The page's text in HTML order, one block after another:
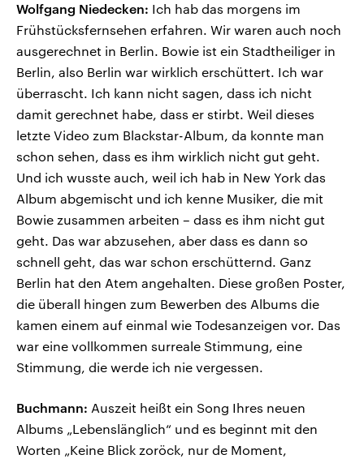
Wolfgang Niedecken: Ich hab das morgens im
Frühstücksfernsehen erfahren. Wir waren auch noch
ausgerechnet in Berlin. Bowie ist ein Stadtheiliger in
Berlin, also Berlin war wirklich erschüttert. Ich war
überrascht. Ich kann nicht sagen, dass ich nicht
damit gerechnet habe, dass er stirbt. Weil dieses
letzte Video zum Blackstar-Album, da konnte man
schon sehen, dass es ihm wirklich nicht gut geht.
Und ich wusste auch, weil ich hab in New York das
Album abgemischt und ich kenne Musiker, die mit
Bowie zusammen arbeiten – dass es ihm nicht gut
geht. Das war abzusehen, aber dass es dann so
schnell geht, das war schon erschütternd. Ganz
Berlin hat den Atem angehalten. Diese großen Poster,
die überall hingen zum Bewerben des Albums die
kamen einem auf einmal wie Todesanzeigen vor. Das
war eine vollkommen surreale Stimmung, eine
Stimmung, die werde ich nie vergessen.
Buchmann: Auszeit heißt ein Song Ihres neuen
Albums „Lebenslänglich“ und es beginnt mit den
Worten „Keine Blick zoröck, nur de Moment,